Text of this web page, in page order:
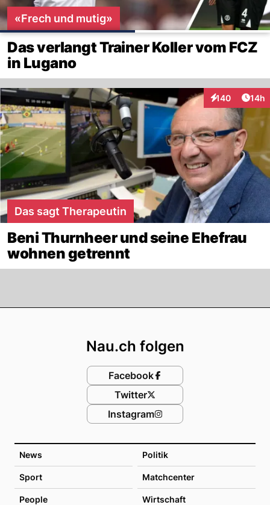
«Frech und mutig»
Das verlangt Trainer Koller vom FCZ
in Lugano
140
Interaktionen
14h
Das sagt Therapeutin
Beni Thurnheer und seine Ehefrau
wohnen getrennt
News Politik
Sport Matchcenter
People Wirtschaft
Nau.ch folgen
Facebook
Twitter
Instagram